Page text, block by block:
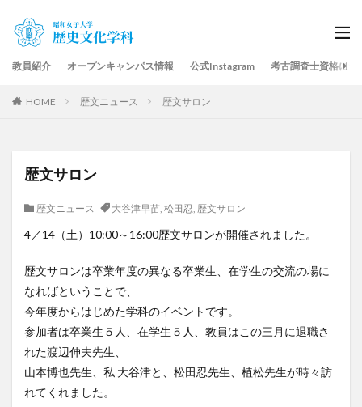
教員紹介 オープンキャンパス情報 公式Instagram 考古調査士資格につ
HOME 歴文ニュース 歴文サロン
歴文サロン
歴文ニュース 大谷津早苗, 松田忍, 歴文サロン
4／14（土）10:00～16:00歴文サロンが開催されました。
歴文サロンは卒業年度の異なる卒業生、在学生の交流の場に
なればということで、
今年度からはじめた学科のイベントです。
参加者は卒業生５人、在学生５人、教員はこの三月に退職さ
れた渡辺伸夫先生、
山本博也先生、私 大谷津と、松田忍先生、植松先生が時々訪
れてくれました。